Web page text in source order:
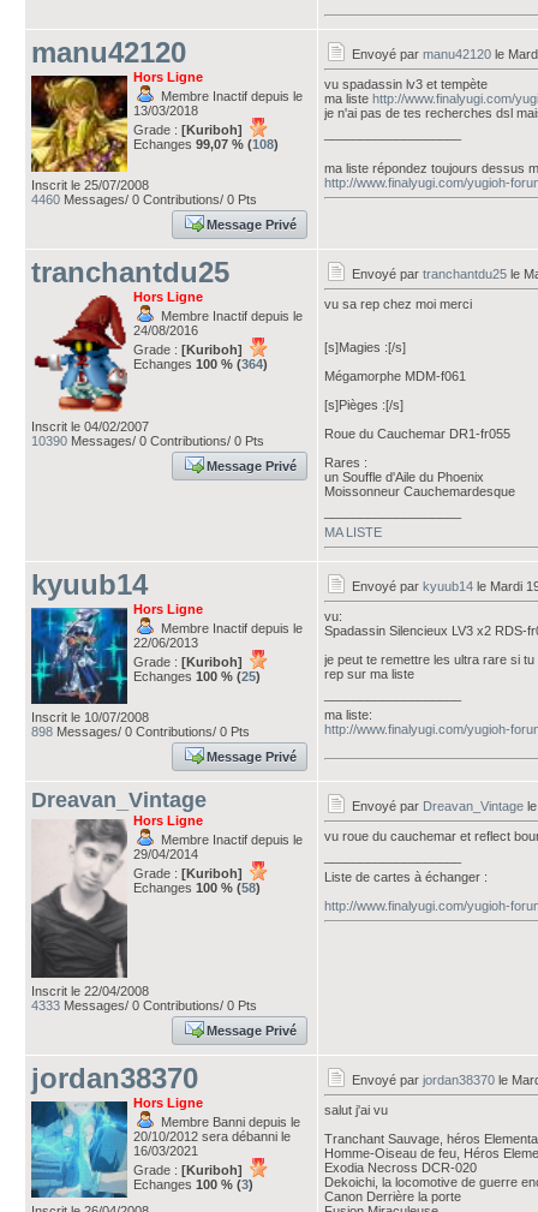
manu42120
Hors Ligne
Membre Inactif depuis le
13/03/2018
Grade : [Kuriboh]
Echanges 99,07 % (108)
Inscrit le 25/07/2008
4460 Messages/ 0 Contributions/ 0 Pts
Message Privé
Envoyé par manu42120 le
vu spadassin lv3 et tempète
ma liste http://www.finalyugi.com/
je n'ai pas de tes recherches dsl
ma liste répondez toujours dessus
http://www.finalyugi.com/yugioh-
tranchantdu25
Hors Ligne
Membre Inactif depuis le
24/08/2016
Grade : [Kuriboh]
Echanges 100 % (364)
Inscrit le 04/02/2007
10390 Messages/ 0 Contributions/ 0 Pts
Message Privé
Envoyé par tranchantdu25 le
vu sa rep chez moi merci
[s]Magies :[/s]
Mégamorphe MDM-f061
[s]Pièges :[/s]
Roue du Cauchemar DR1-fr055
Rares :
un Souffle d'Aile du Phoenix
Moissonneur Cauchemardesque
MA LISTE
kyuub14
Hors Ligne
Membre Inactif depuis le
22/06/2013
Grade : [Kuriboh]
Echanges 100 % (25)
Inscrit le 10/07/2008
898 Messages/ 0 Contributions/ 0 Pts
Message Privé
Envoyé par kyuub14 le Mardi
vu:
Spadassin Silencieux LV3 x2 RDS-
je peut te remettre les ultra rare si
rep sur ma liste
ma liste:
http://www.finalyugi.com/yugioh-
Dreavan_Vintage
Hors Ligne
Membre Inactif depuis le
29/04/2014
Grade : [Kuriboh]
Echanges 100 % (58)
Inscrit le 22/04/2008
4333 Messages/ 0 Contributions/ 0 Pts
Message Privé
Envoyé par Dreavan_Vintage
vu roue du cauchemar et reflect
Liste de cartes à échanger :
http://www.finalyugi.com/yugioh-
jordan38370
Hors Ligne
Membre Banni depuis le
20/10/2012 sera débanni le
16/03/2021
Grade : [Kuriboh]
Echanges 100 % (3)
Envoyé par jordan38370 le
salut j'ai vu
Tranchant Sauvage, héros
Homme-Oiseau de feu, Héros
Exodia Necross DCR-020
Dekoichi, la locomotive de guerre
Canon Derrière la porte